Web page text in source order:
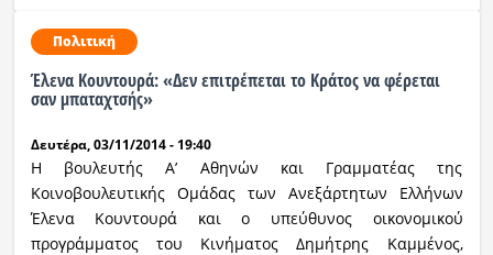
Εκπομπές
Πολιτισμός
Πολιτική
Έλενα Κουντουρά: «Δεν επιτρέπεται το Κράτος να φέρεται
σαν μπαταχτσής»
Δευτέρα, 03/11/2014 - 19:40
Η βουλευτής Α’ Αθηνών και Γραμματέας της
Κοινοβουλευτικής Ομάδας των Ανεξάρτητων Ελλήνων
Έλενα Κουντουρά και ο υπεύθυνος οικονομικού
προγράμματος του Κινήματος Δημήτρης Καμμένος,